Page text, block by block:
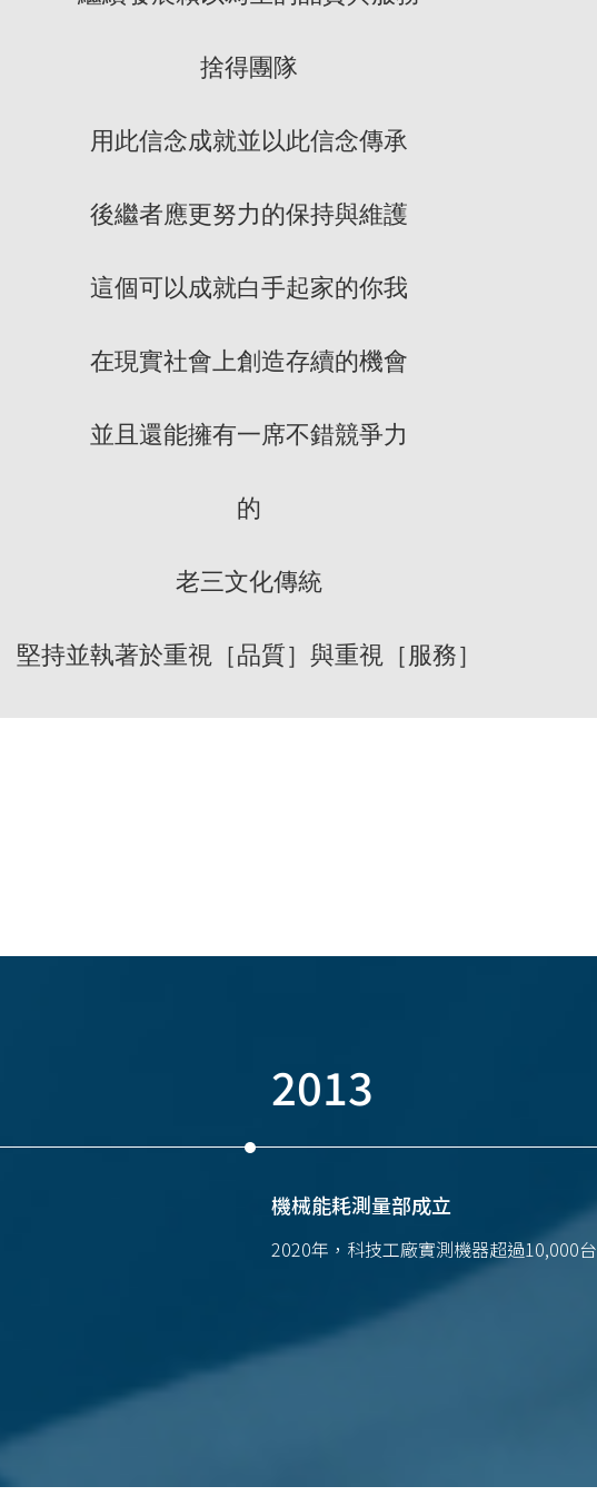
捨得團隊
用此信念成就並以此信念傳承
後繼者應更努力的保持與維護
這個可以成就白手起家的你我
在現實社會上創造存續的機會
並且還能擁有一席不錯競爭力
的
老三文化傳統
堅持並執著於重視［品質］與重視［服務］
2013
機械能耗測量部成立
2020年，科技工廠實測機器超過10,000台